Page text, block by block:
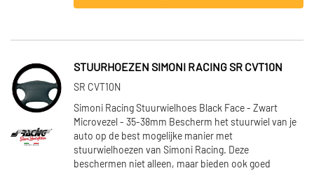
STUURHOEZEN SIMONI RACING SR CVT10N
SR CVT10N
Simoni Racing Stuurwielhoes Black Face - Zwart
Microvezel - 35-38mm Bescherm het stuurwiel van je
auto op de best mogelijke manier met
stuurwielhoezen van Simoni Racing. Deze
beschermen niet alleen, maar bieden ook goed